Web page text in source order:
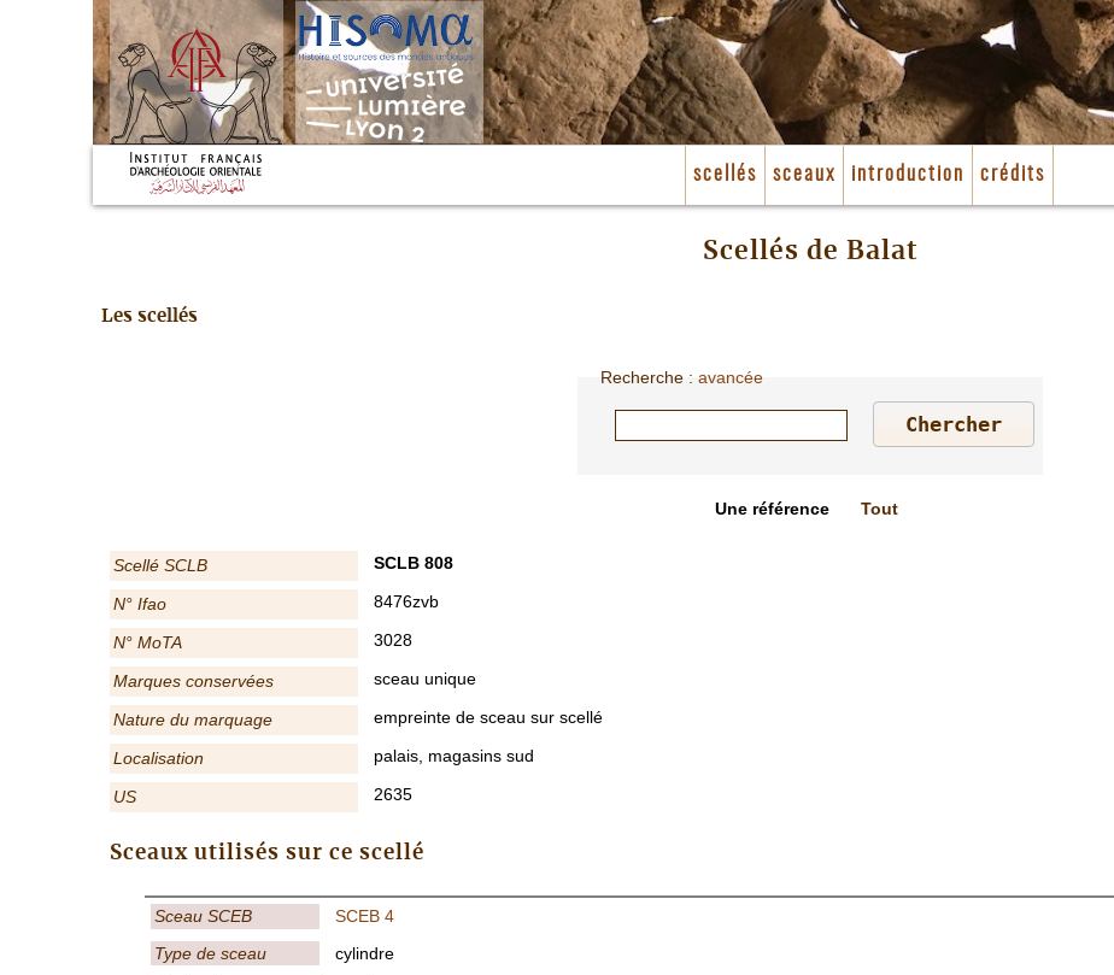
scellés sceaux introduction crédits
Scellés de Balat
Les scellés
Recherche :avancée
Une référence Tout
Scellé SCLB SCLB 808
N° Ifao 8476zvb
N° MoTA 3028
Marques conservées sceau unique
Nature du marquage empreinte de sceau sur scellé
Localisation palais, magasins sud
US 2635
Sceaux utilisés sur ce scellé
Sceau SCEB
SCEB 4
Type de sceau
cylindre